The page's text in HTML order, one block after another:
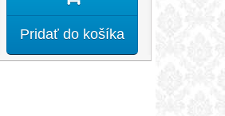
Pridať do košíka